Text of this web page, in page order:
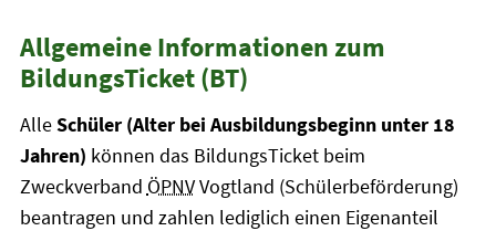
Allgemeine Informationen zum
BildungsTicket (BT)
AlleSchüler (Alter bei Ausbildungsbeginn unter 18
Jahren) können das BildungsTicket beim
Zweckverband ÖPNVVogtland (Schülerbeförderung)
beantragen und zahlen lediglich einen Eigenanteil